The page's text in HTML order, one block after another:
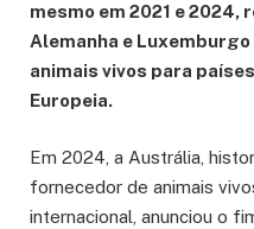
mesmo em 2021 e 2024,
Alemanha e
animais vivos para
Europeia.
Em 2024, a Austrália,
fornecedor de animais
internacional, anunciou o